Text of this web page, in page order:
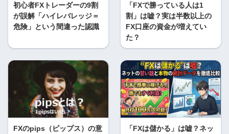
初心者FXトレーダーの9割
が誤解「ハイレバレッジ＝
危険」という間違った認識
「FXで勝っている人は1
割」は嘘？実は半数以上の
FX口座の資金が増えてい
た？
FXのpips（ピップス）の意
「FXは儲かる」は嘘？ネッ